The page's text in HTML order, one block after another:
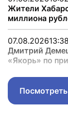
Жители
миллиона
07.08.202613:38
Дмитрий
«Якорь» по